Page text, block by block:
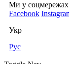
Ми у соцмережах
Facebook
Укр
Рус